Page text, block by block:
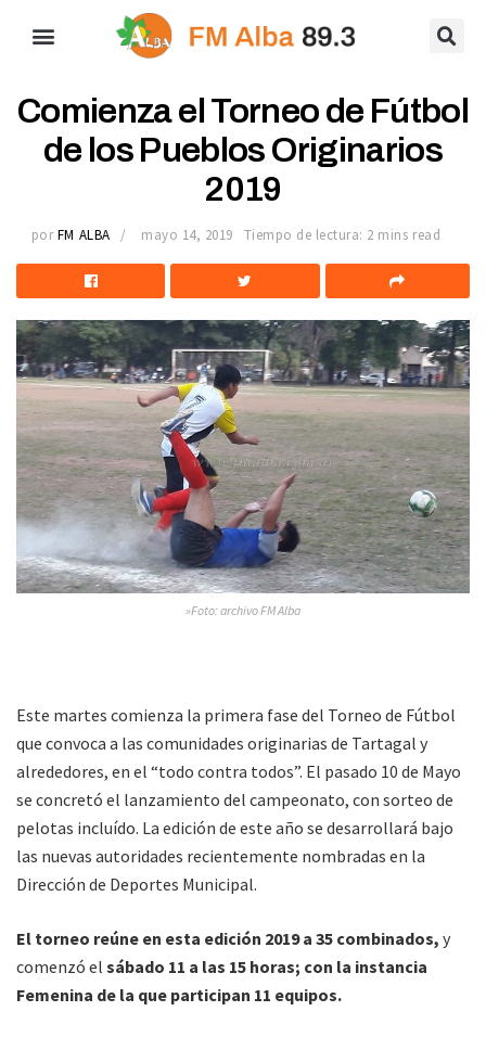
Comienza el Torneo de Fútbol
de los Pueblos Originarios
2019
por FM ALBA mayo 14, 2019 Tiempo de lectura: 2 mins read
»Foto: archivo FM Alba
Este martes comienza la primera fase del Torneo de Fútbol
que convoca a las comunidades originarias de Tartagal y
alrededores, en el “todo contra todos”. El pasado 10 de Mayo
se concretó el lanzamiento del campeonato, con sorteo de
pelotas incluído. La edición de este año se desarrollará bajo
las nuevas autoridades recientemente nombradas en la
Dirección de Deportes Municipal.
El torneo reúne en esta edición 2019 a 35 combinados, y
comenzó el sábado 11 a las 15 horas; con la instancia
Femenina de la que participan 11 equipos.